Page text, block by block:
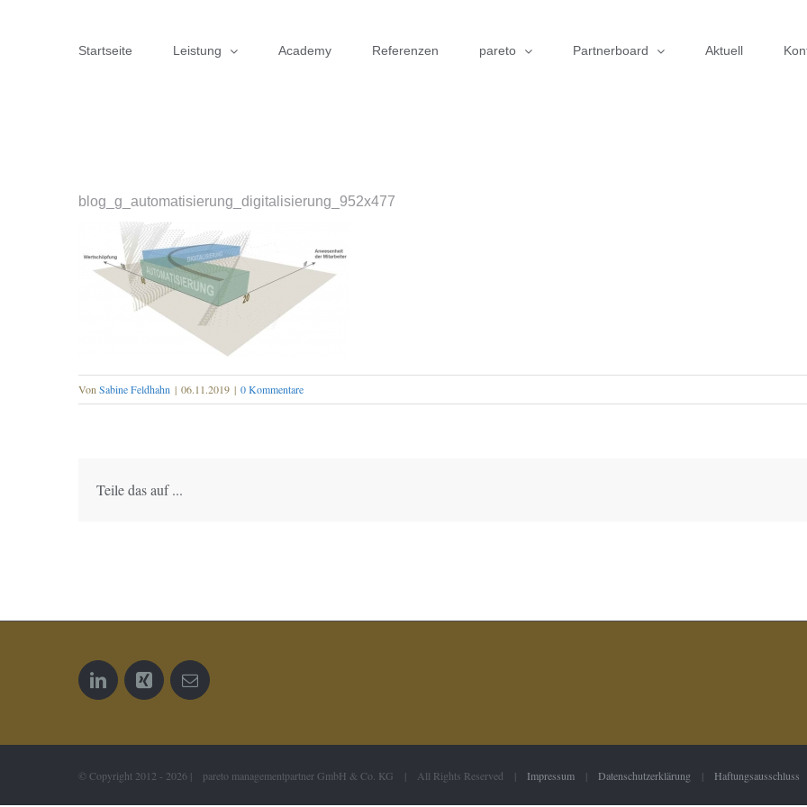
Startseite Leistung Academy Referenzen pareto Partnerboard Aktuell
blog_g_automatisierung_digitalisierung_952x477
Von Sabine Feldhahn | 06.11.2019 | 0 Kommentare
Teile das auf ...
© Copyright 2012 - 2026 | pareto managementpartner GmbH & Co. KG | All Rights Reserved | Impressum | Datenschutzerklärung | Haftungsausschluss